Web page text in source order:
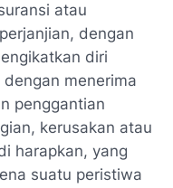
atau
dengan
diri
menerima
penggantian
kerusakan atau
harapkan, yang
suatu peristiwa